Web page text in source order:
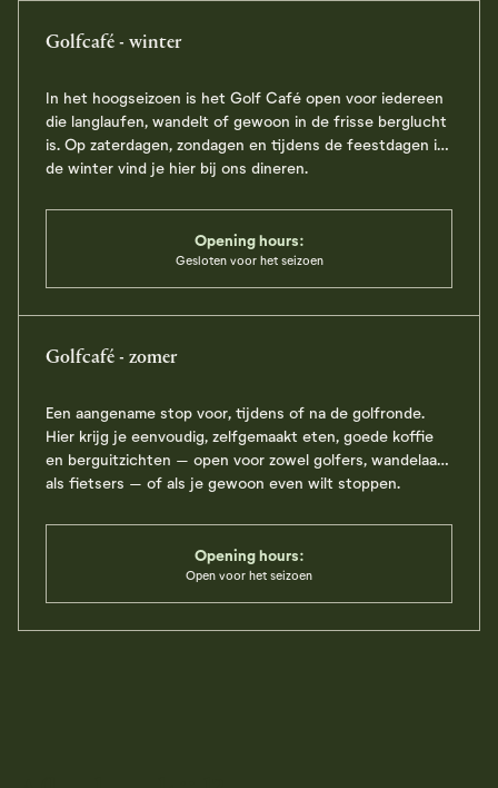
Golfcafé - winter
In het hoogseizoen is het Golf Café open voor iedereen
die langlaufen, wandelt of gewoon in de frisse berglucht
is. Op zaterdagen, zondagen en tijdens de feestdagen in
de winter vind je hier bij ons dineren.
Opening hours:
Gesloten voor het seizoen
Se Meny
Golfcafé - zomer
Een aangename stop voor, tijdens of na de golfronde.
Hier krijg je eenvoudig, zelfgemaakt eten, goede koffie
en berguitzichten – open voor zowel golfers, wandelaars
als fietsers – of als je gewoon even wilt stoppen.
Opening hours:
Open voor het seizoen